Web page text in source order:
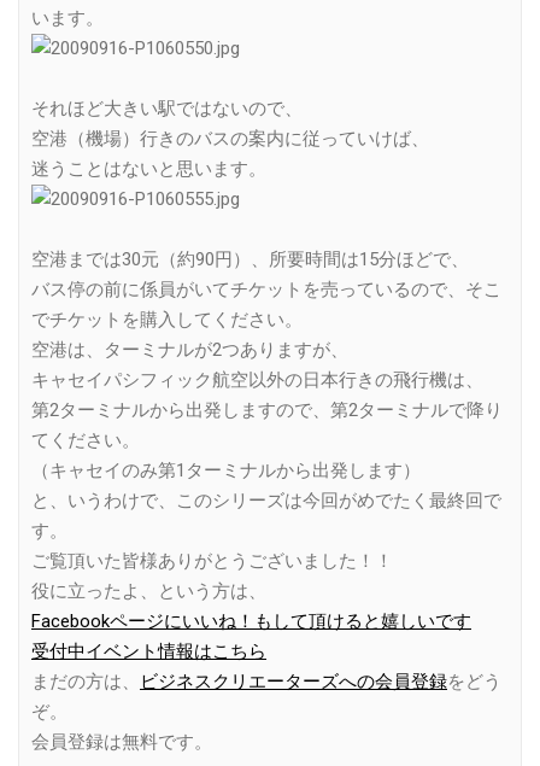
います。
それほど大きい駅ではないので、
空港（機場）行きのバスの案内に従っていけば、
迷うことはないと思います。
空港までは30元（約90円）、所要時間は15分ほどで、
バス停の前に係員がいてチケットを売っているので、そこ
でチケットを購入してください。
空港は、ターミナルが2つありますが、
キャセイパシフィック航空以外の日本行きの飛行機は、
第2ターミナルから出発しますので、第2ターミナルで降り
てください。
（キャセイのみ第1ターミナルから出発します）
と、いうわけで、このシリーズは今回がめでたく最終回で
す。
ご覧頂いた皆様ありがとうございました！！
役に立ったよ、という方は、
Facebookページにいいね！もして頂けると嬉しいです
受付中イベント情報はこちら
まだの方は、
ビジネスクリエーターズへの会員登録をどう
ぞ。
会員登録は無料です。